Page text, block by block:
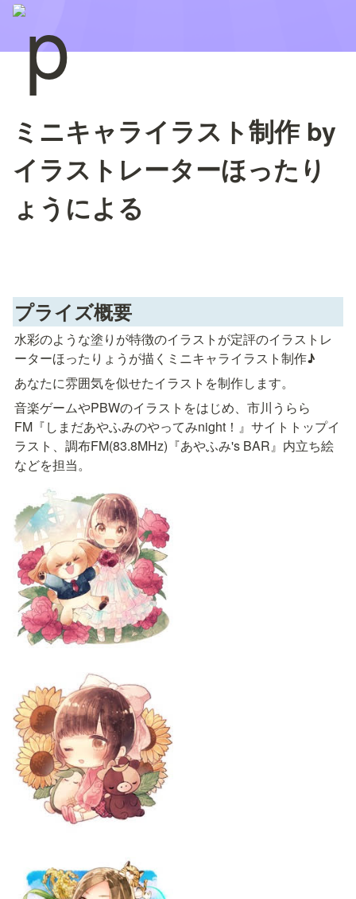
ミニキャライラスト制作 by
イラストレーターほったり
ょうによる
プライズ概要
水彩のような塗りが特徴のイラストが定評のイラストレ
ーターほったりょうが描くミニキャライラスト制作♪
あなたに雰囲気を似せたイラストを制作します。
音楽ゲームやPBWのイラストをはじめ、市川うらら
FM『しまだあやふみのやってみnight！』サイトトップイ
ラスト、調布FM(83.8MHz)『あやふみ's BAR』内立ち絵
などを担当。